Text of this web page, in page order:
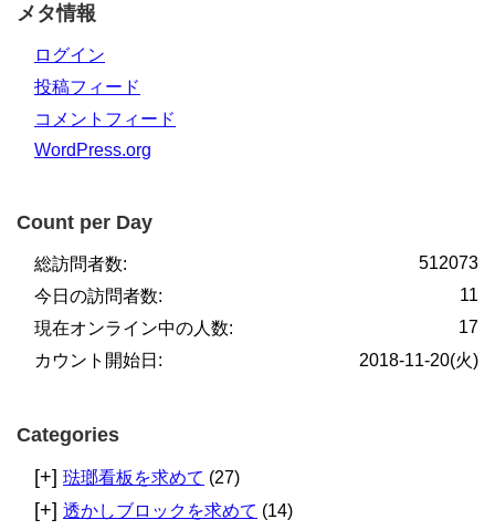
メタ情報
ログイン
投稿フィード
コメントフィード
WordPress.org
Count per Day
512073
総訪問者数:
11
今日の訪問者数:
17
現在オンライン中の人数:
2018-11-20(火)
カウント開始日:
Categories
[+] 琺瑯看板を求めて (27)
[+] 透かしブロックを求めて (14)